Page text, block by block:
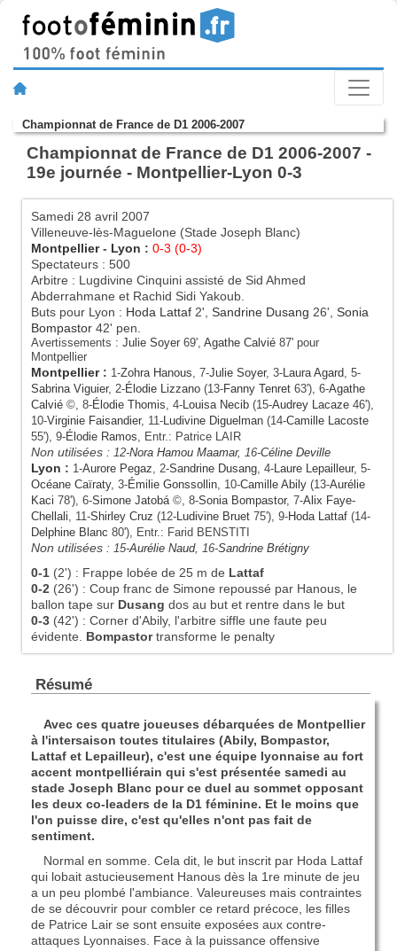
Championnat de France de D1 2006-2007
Championnat de France de D1 2006-2007 -
19e journée - Montpellier-Lyon 0-3
Samedi 28 avril 2007
Villeneuve-lès-Maguelone (Stade Joseph Blanc)
Montpellier- Lyon : 0-3 (0-3)
Spectateurs : 500
Arbitre : Lugdivine Cinquini assisté de Sid Ahmed
Abderrahmane et Rachid Sidi Yakoub.
Buts pour Lyon : Hoda Lattaf 2', Sandrine Dusang 26', Sonia
Bompastor 42' pen.
Avertissements : Julie Soyer 69', Agathe Calvié 87' pour
Montpellier
Montpellier: 1-Zohra Hanous, 7-Julie Soyer, 3-Laura Agard, 5-
Sabrina Viguier, 2-Élodie Lizzano (13-Fanny Tenret 63'), 6-Agathe
Calvié ©, 8-Élodie Thomis, 4-Louisa Necib (15-Audrey Lacaze 46'),
10-Virginie Faisandier, 11-Ludivine Diguelman (14-Camille Lacoste
55'), 9-Élodie Ramos, Entr.: Patrice LAIR
Non utilisées : 12-Nora Hamou Maamar, 16-Céline Deville
Lyon : 1-Aurore Pegaz, 2-Sandrine Dusang, 4-Laure Lepailleur, 5-
Océane Caïraty, 3-Émilie Gonssollin, 10-Camille Abily (13-Aurélie
Kaci 78'), 6-Simone Jatobá©, 8-Sonia Bompastor, 7-Alix Faye-
Chellali, 11-Shirley Cruz (12-Ludivine Bruet 75'), 9-Hoda Lattaf (14-
Delphine Blanc 80'), Entr.: Farid BENSTITI
Non utilisées : 15-Aurélie Naud, 16-Sandrine Brétigny
0-1 (2') : Frappe lobée de 25 m de Lattaf
0-2 (26') : Coup franc de Simone repoussé par Hanous, le
ballon tape sur Dusang dos au but et rentre dans le but
0-3 (42') : Corner d'Abily, l'arbitre siffle une faute peu
évidente. Bompastortransforme le penalty
Résumé
Avec ces quatre joueuses débarquées de Montpellier
à l'intersaison toutes titulaires (Abily, Bompastor,
Lattaf et Lepailleur), c'est une équipe lyonnaise au fort
accent montpelliérain qui s'est présentée samedi au
stade Joseph Blanc pour ce duel au sommet opposant
les deux co-leaders de la D1 féminine. Et le moins que
l'on puisse dire, c'est qu'elles n'ont pas fait de
sentiment.
Normal en somme. Cela dit, le but inscrit par Hoda Lattaf
qui lobait astucieusement Hanous dès la 1re minute de jeu
a un peu plombé l'ambiance. Valeureuses mais contraintes
de se découvrir pour combler ce retard précoce, les filles
de Patrice Lair se sont ensuite exposées aux contre-
attaques Lyonnaises. Face à la puissance offensive